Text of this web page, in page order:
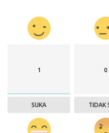
1
SUKA
0
TIDAK